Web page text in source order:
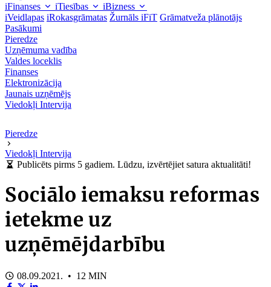
iFinanses iTiesības
iBizness
iVeidlapas iRokasgrāmatas Žurnāls iFiT Grāmatveža plānotājs
Pasākumi
Pieredze
Uzņēmuma vadība
Valdes loceklis
Finanses
Elektronizācija
Jaunais uzņēmējs
Viedokļi Intervija
Pieredze
Viedokļi Intervija
Publicēts pirms 5 gadiem. Lūdzu, izvērtējiet satura aktualitāti!
Sociālo iemaksu reformas
ietekme uz
uzņēmējdarbību
08.09.2021. • 12 MIN